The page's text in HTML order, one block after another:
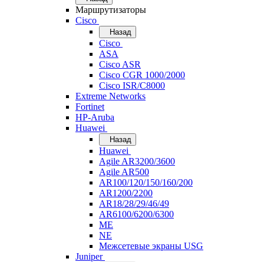
Маршрутизаторы
Cisco
Назад
Cisco
ASA
Cisco ASR
Cisco CGR 1000/2000
Cisco ISR/С8000
Extreme Networks
Fortinet
HP-Aruba
Huawei
Назад
Huawei
Agile AR3200/3600
Agile AR500
AR100/120/150/160/200
AR1200/2200
AR18/28/29/46/49
AR6100/6200/6300
ME
NE
Межсетевые экраны USG
Juniper